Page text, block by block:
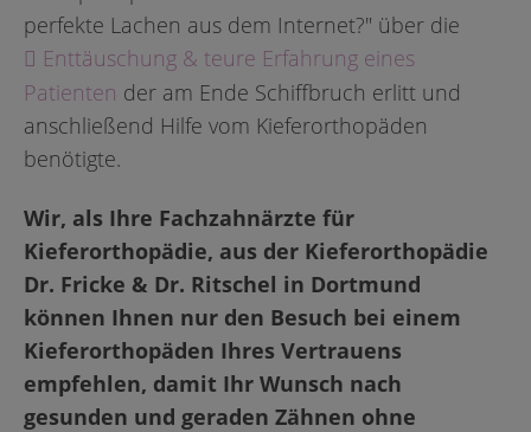
perfekte Lachen aus dem Internet?" über die
Ent­täuschung & teure Erfahrung eines
Patienten der am Ende Schiffbruch erlitt und
anschließend Hilfe vom Kieferorthopäden
benötigte.
Wir, als Ihre Fachzahnärzte für
Kieferorthopädie, aus der Kieferorthopädie
Dr. Fricke & Dr. Ritschel in Dortmund
können Ihnen nur den Besuch bei einem
Kieferorthopäden Ihres Vertrauens
empfehlen, damit Ihr Wunsch nach
gesunden und geraden Zähnen ohne